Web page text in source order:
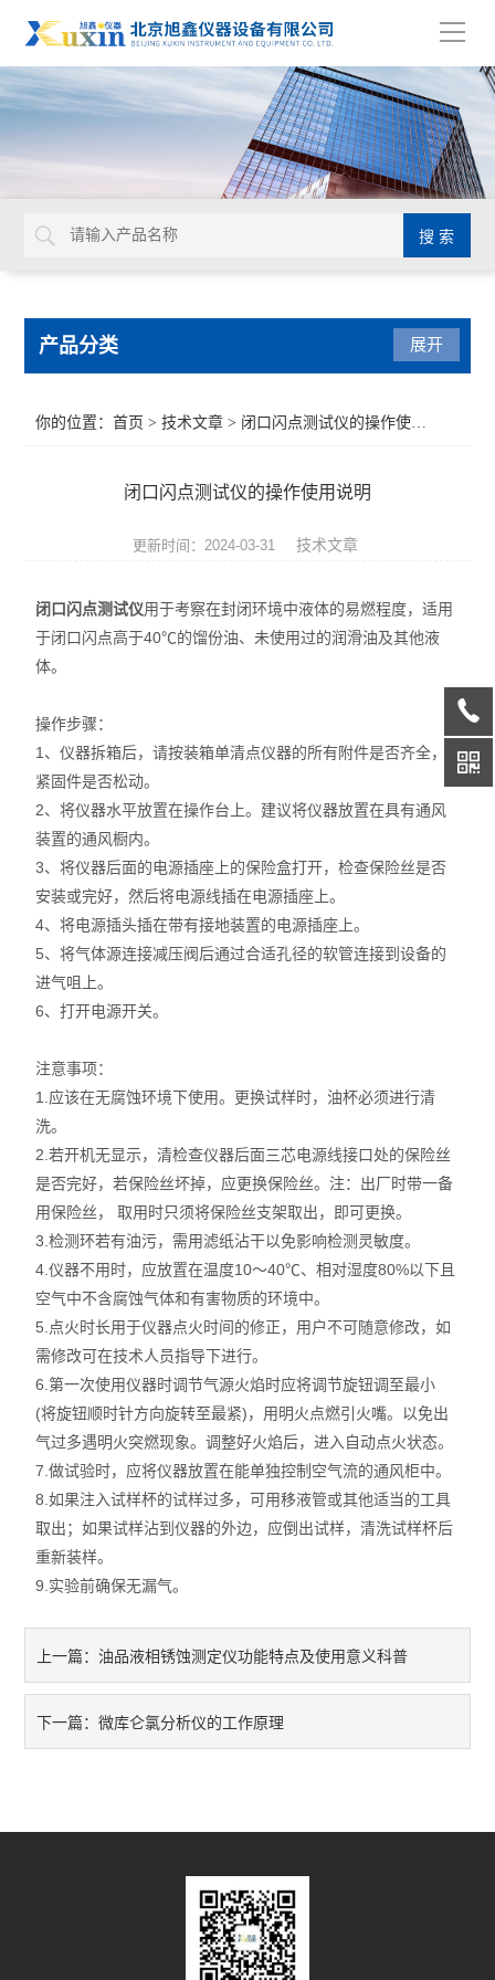
导
产品分类
绝缘油检测仪器
导热油检测仪器
油品通用分析仪器
展开
你的位置：首页 >技术文章 > 闭口闪点测试仪的操作使用说明
闭口闪点测试仪的操作使用说明
更新时间：2024-03-31 技术文章
闭口闪点测试仪用于考察在封闭环境中液体的易燃程度，适用
于闭口闪点高于40℃的馏份油、未使用过的润滑油及其他液
体。
操作步骤：
1、仪器拆箱后，请按装箱单清点仪器的所有附件是否齐全，
紧固件是否松动。
2、将仪器水平放置在操作台上。建议将仪器放置在具有通风
装置的通风橱内。
3、将仪器后面的电源插座上的保险盒打开，检查保险丝是否
安装或完好，然后将电源线插在电源插座上。
4、将电源插头插在带有接地装置的电源插座上。
5、将气体源连接减压阀后通过合适孔径的软管连接到设备的
进气咀上。
6、打开电源开关。
注意事项：
1.应该在无腐蚀环境下使用。更换试样时，油杯必须进行清
洗。
2.若开机无显示，清检查仪器后面三芯电源线接口处的保险丝
是否完好，若保险丝坏掉，应更换保险丝。注：出厂时带一备
用保险丝， 取用时只须将保险丝支架取出，即可更换。
3.检测环若有油污，需用滤纸沾干以免影响检测灵敏度。
4.仪器不用时，应放置在温度10～40℃、相对湿度80%以下且
空气中不含腐蚀气体和有害物质的环境中。
5.点火时长用于仪器点火时间的修正，用户不可随意修改，如
需修改可在技术人员指导下进行。
6.第一次使用仪器时调节气源火焰时应将调节旋钮调至最小
(将旋钮顺时针方向旋转至最紧)，用明火点燃引火嘴。以免出
气过多遇明火突燃现象。调整好火焰后，进入自动点火状态。
7.做试验时，应将仪器放置在能单独控制空气流的通风柜中。
8.如果注入试样杯的试样过多，可用移液管或其他适当的工具
取出；如果试样沾到仪器的外边，应倒出试样，清洗试样杯后
重新装样。
9.实验前确保无漏气。
上一篇： 油品液相锈蚀测定仪功能特点及使用意义科普
下一篇：微库仑氯分析仪的工作原理